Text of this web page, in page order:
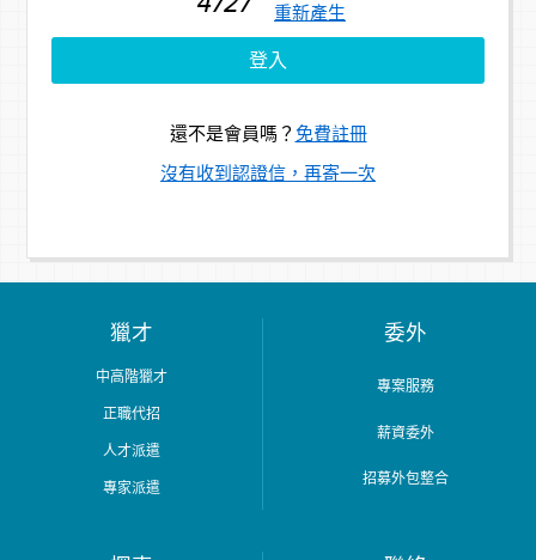
重新產生
還不是會員嗎？ 免費註冊
沒有收到認證信，再寄一次
獵才
中高階獵才
正職代招
人才派遣
專家派遣
委外
專案服務
薪資委外
招募外包整合